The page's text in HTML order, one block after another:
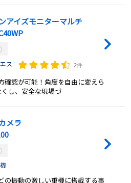
アイズモニターマルチ
ス
2件
確認が可能！角度を自由に変えら
し、安全な現場づ
メラ
の振動の激しい重機に搭載する事